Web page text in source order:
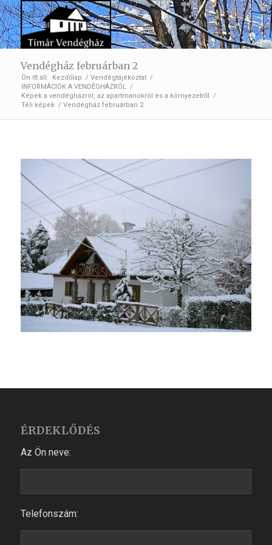
Vendégház februárban 2
Ön itt áll: Kezdőlap / Vendégtájékoztat /
INFORMÁCIÓK A VENDÉGHÁZRÓL /
Képek a vendégházról, az apartmanokról és a környezetről /
Téli képek / Vendégház februárban 2
ÉRDEKLŐDÉS
Az Ön neve:
Telefonszám: